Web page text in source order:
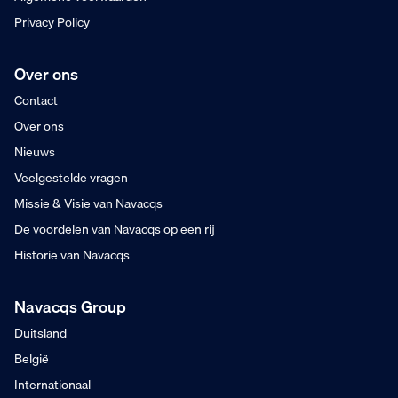
Privacy Policy
Over ons
Contact
Over ons
Nieuws
Veelgestelde vragen
Missie & Visie van Navacqs
De voordelen van Navacqs op een rij
Historie van Navacqs
Navacqs Group
Duitsland
België
Internationaal